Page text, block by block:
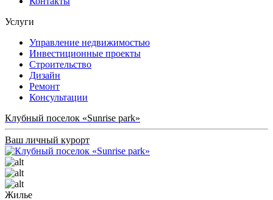
Услуги
Управление недвижимостью
Инвестиционные проекты
Строительство
Дизайн
Ремонт
Консультации
Клубный поселок «Sunrise park»
Ваш личный курорт
Жилье